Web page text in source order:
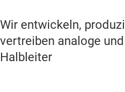
Wir entwickeln,
vertreiben analoge
Halbleiter